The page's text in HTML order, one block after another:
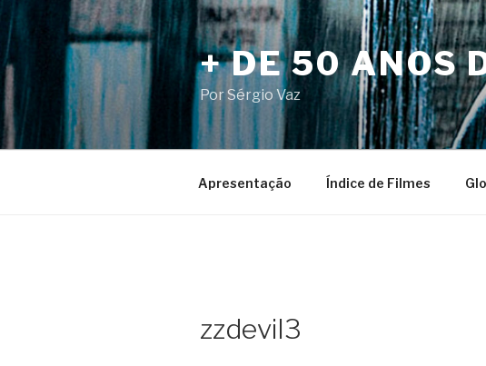
para
o
conteúdo
+ DE 50 ANOS
Por Sérgio Vaz
Apresentação Índice de Filmes
zzdevil3